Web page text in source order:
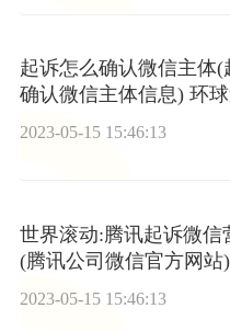
起诉怎么确认微信主体(
确认微信主体信息) 环
2023-05-15 15:46:13
世界滚动:腾讯起诉微信
(腾讯公司微信官方网站)
2023-05-15 15:46:13